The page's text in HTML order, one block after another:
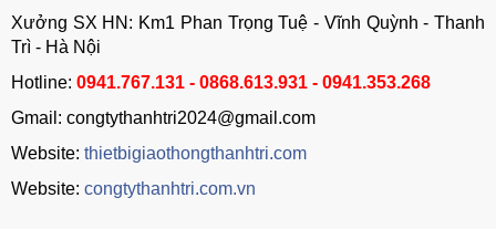
Xưởng SX HN: Km1 Phan Trọng Tuệ - Vĩnh Quỳnh - Thanh
Trì - Hà Nội
Hotline: 0941.767.131 - 0868.613.931 - 0941.353.268
Gmail: congtythanhtri2024@gmail.com
Website: thietbigiaothongthanhtri.com
Website: congtythanhtri.com.vn